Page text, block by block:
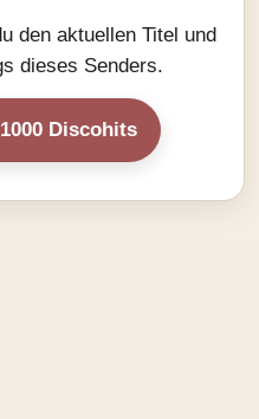
den aktuellen Titel und
dieses Senders.
Discohits